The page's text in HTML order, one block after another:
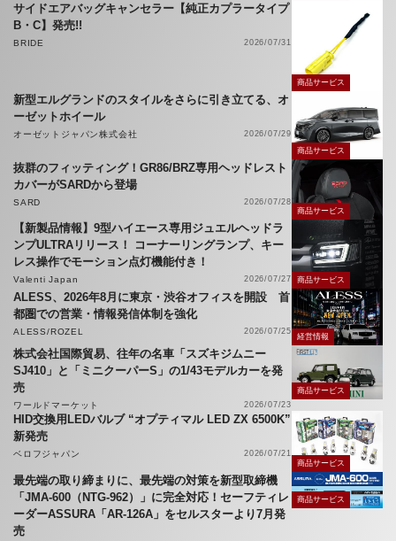
サイドエアバッグキャンセラー【純正カプラータイプ
B・C】発売!!
BRIDE 2026/07/31
商品サービス
新型エルグランドのスタイルをさらに引き立てる、オ
ーゼットホイール
オーゼットジャパン株式会社
2026/07/29
商品サービス
抜群のフィッティング！GR86/BRZ専用ヘッドレスト
カバーがSARDから登場
SARD
2026/07/28
商品サービス
【新製品情報】9型ハイエース専用ジュエルヘッドラ
ンプULTRAリリース！ コーナーリングランプ、キー
レス操作でモーション点灯機能付き！
Valenti Japan 2026/07/27 商品サービス
ALESS、2026年8月に東京・渋谷オフィスを開設 首
都圏での営業・情報発信体制を強化
ALESS/ROZEL 2026/07/25
経営情報
株式会社国際貿易、往年の名車「スズキジムニー
SJ410」と「ミニクーパーS」の1/43モデルカーを発
売
ワールドマーケット 2026/07/23
商品サービス
HID交換用LEDバルブ “オプティマル LED ZX 6500K”
新発売
ベロフジャパン
2026/07/21
商品サービス
最先端の取り締まりに、最先端の対策を新型取締機
「JMA-600（NTG-962）」に完全対応！セーフティレ
ーダーASSURA「AR-126A」をセルスターより7月発
売
商品サービス